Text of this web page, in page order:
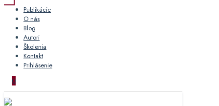
Publikácie
O nás
Blog
Autori
Školenia
Kontakt
Prihlásenie
0